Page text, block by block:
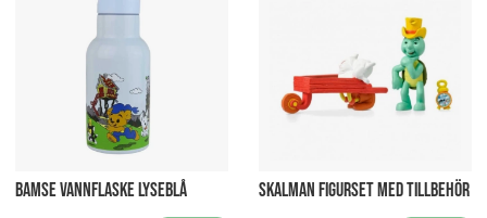
BAMSE VANNFLASKE LYSEBLÅ
SKALMAN FIGURSET MED TILLBEHÖR